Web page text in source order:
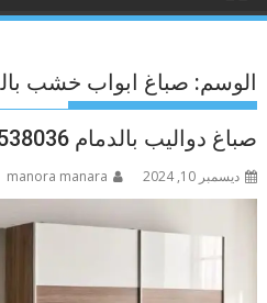
الوسم: صباغ ابواب خشب
صباغ دواليب بالدمام 0546538036
ديسمبر 10, 2024 manora manara